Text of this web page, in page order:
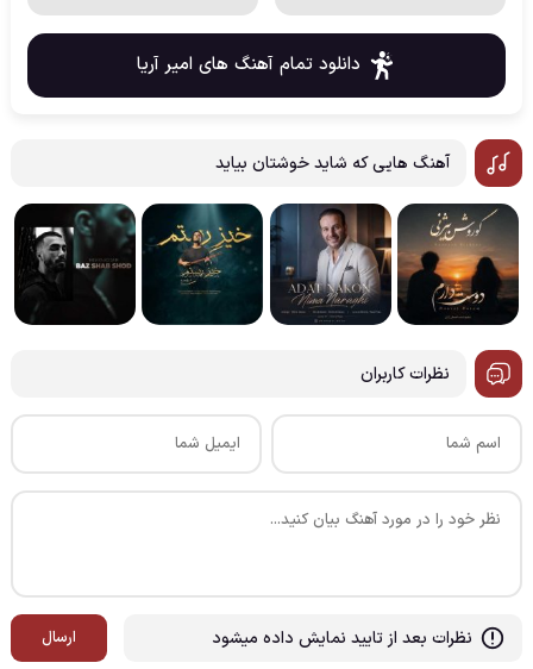
دانلود تمام آهنگ های امیر آریا
آهنگ هایی که شاید خوشتان بیاید
نظرات کاربران
نظرات بعد از تایید نمایش داده میشود ارسال